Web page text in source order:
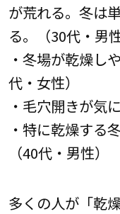
が荒れる。冬は
る。（30代・男性
・冬場が乾燥し
代・女性）
・毛穴開きが気
・特に乾燥する
（40代・男性）
多くの人が「乾